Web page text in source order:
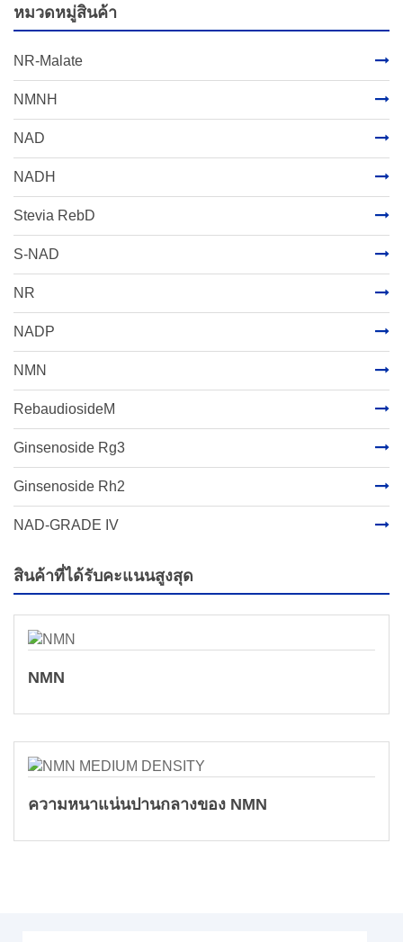
หมวดหมู่สินค้า
NR-Malate
NMNH
NAD
NADH
Stevia RebD
S-NAD
NR
NADP
NMN
RebaudiosideM
Ginsenoside Rg3
Ginsenoside Rh2
NAD-GRADE IV
สินค้าที่ได้รับคะแนนสูงสุด
NMN
ความหนาแน่นปานกลางของ NMN